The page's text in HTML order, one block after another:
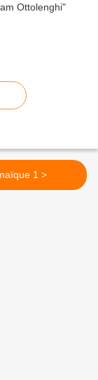
Jamaïque 1 >